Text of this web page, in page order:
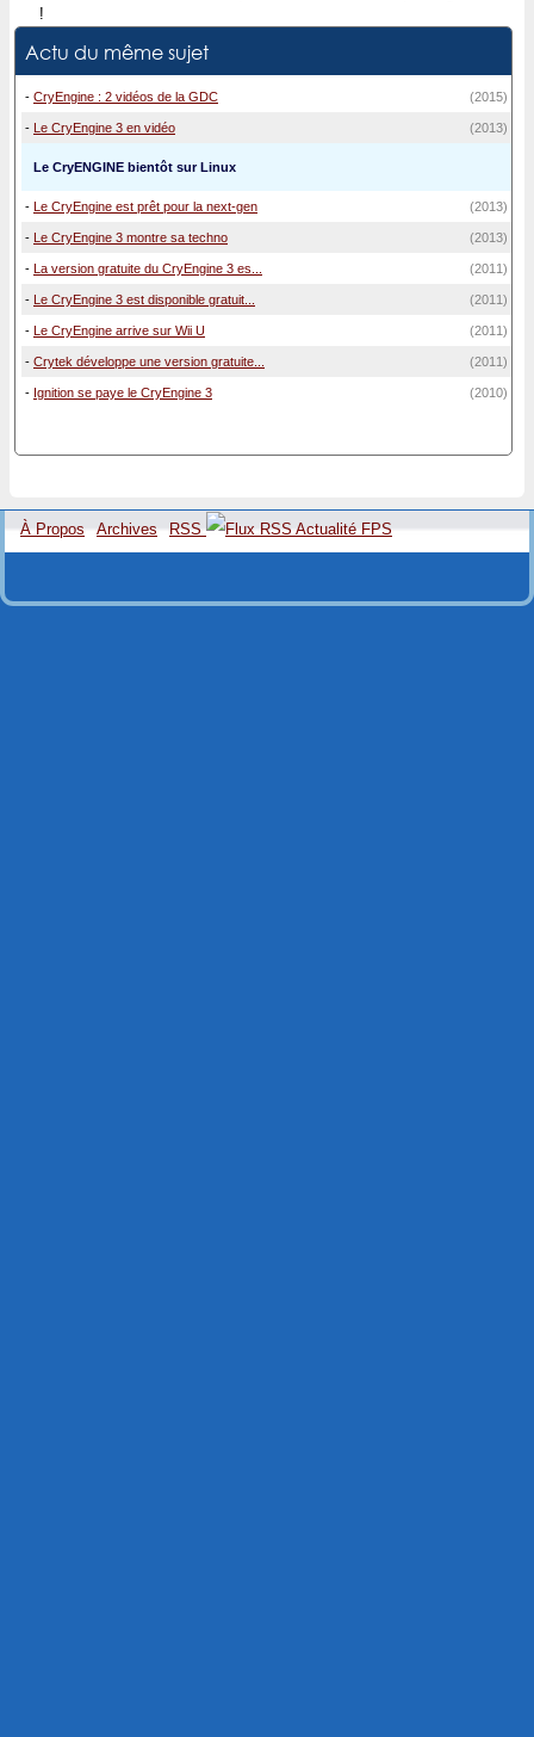
!
Actu du même sujet
- CryEngine : 2 vidéos de la GDC (2015)
- Le CryEngine 3 en vidéo (2013)
Le CryENGINE bientôt sur Linux
- Le CryEngine est prêt pour la next-gen (2013)
- Le CryEngine 3 montre sa techno (2013)
- La version gratuite du CryEngine 3 es... (2011)
- Le CryEngine 3 est disponible gratuit... (2011)
- Le CryEngine arrive sur Wii U (2011)
- Crytek développe une version gratuite... (2011)
- Ignition se paye le CryEngine 3 (2010)
À Propos Archives RSS